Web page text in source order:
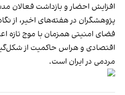
افزایش احضار و بازداشت فعالان
پژوهشگران در هفته‌های اخیر، از
فضای امنیتی همزمان با موج تازه
اقتصادی و هراس حاکمیت از
مردمی در ایران است.